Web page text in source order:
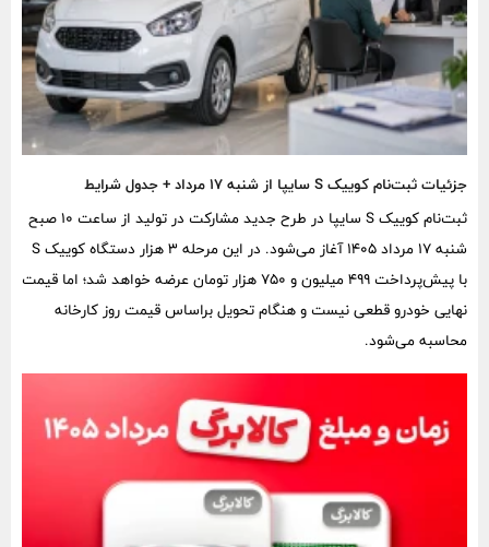
جزئیات ثبت‌نام کوییک S سایپا از شنبه ۱۷ مرداد + جدول شرایط
ثبت‌نام کوییک S سایپا در طرح جدید مشارکت در تولید از ساعت ۱۰ صبح
شنبه ۱۷ مرداد ۱۴۰۵ آغاز می‌شود. در این مرحله ۳ هزار دستگاه کوییک S
با پیش‌پرداخت ۴۹۹ میلیون و ۷۵۰ هزار تومان عرضه خواهد شد؛ اما قیمت
نهایی خودرو قطعی نیست و هنگام تحویل براساس قیمت روز کارخانه
محاسبه می‌شود.